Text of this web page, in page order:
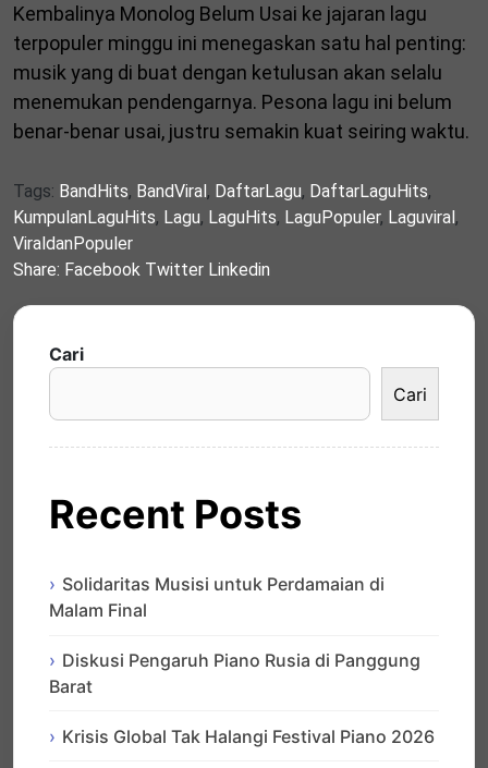
Kembalinya Monolog Belum Usai ke jajaran lagu
terpopuler minggu ini menegaskan satu hal penting:
musik yang di buat dengan ketulusan akan selalu
menemukan pendengarnya. Pesona lagu ini belum
benar-benar usai, justru semakin kuat seiring waktu.
Tags: BandHits, BandViral , DaftarLagu, DaftarLaguHits,
KumpulanLaguHits, Lagu, LaguHits, LaguPopuler, Laguviral ,
ViraldanPopuler
Share: Facebook Twitter Linkedin
Cari
Cari
Recent Posts
Solidaritas Musisi untuk Perdamaian di
Malam Final
Diskusi Pengaruh Piano Rusia di Panggung
Barat
Krisis Global Tak Halangi Festival Piano 2026